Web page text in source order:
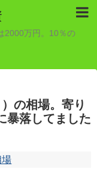
2000万円。10％の
の相場。寄り
暴落してました
場